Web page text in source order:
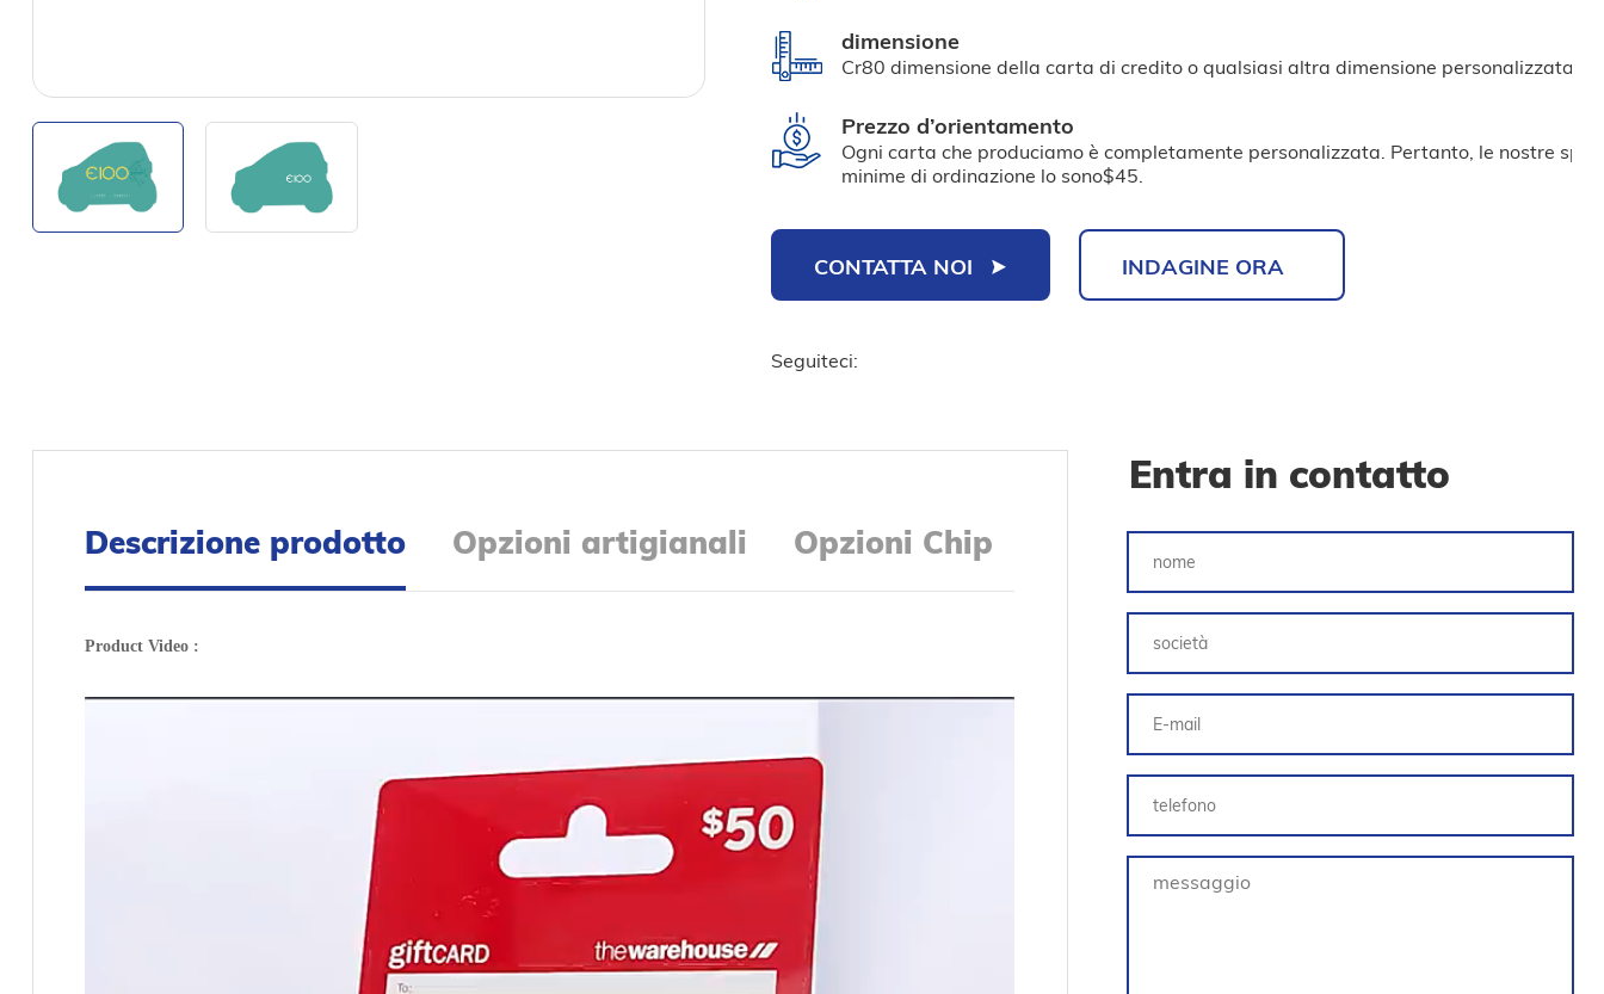
dimensione
Cr80 dimensione della carta di credito o qualsiasi altra dimensione personalizzata.
Prezzo d’orientamento
Ogni carta che produciamo è completamente personalizzata. Pertanto, le nostre
minime di ordinazione lo sono$45.
CONTATTA NOI INDAGINE ORA
Seguiteci:
Entra in contatto
Descrizione prodotto Opzioni artigianali Opzioni Chip
Product Video :